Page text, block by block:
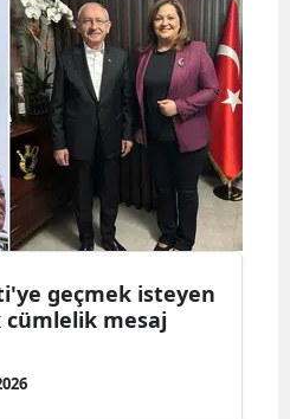
Samsun
Siirt
Sinop
Sivas
Tekirdağ
Tokat
Trabzongeçmek isteyen
cümlelik mesaj